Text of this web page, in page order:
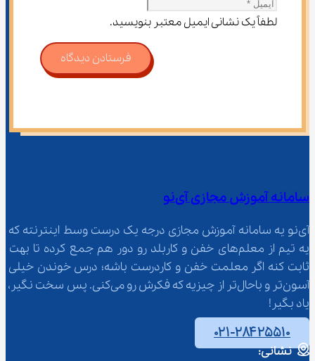
لطفاً یک نشانی ایمیل معتبر بنویسید.
فرستادن دیدگاه
سامانه آموزش مجازی آی‌نو
آی‌نو یه سامانه آموزش مجازی درجه یک درست وسط اینترنته که
یه تیم از معلم‌‌های خفن و کاربلد رو دور هم جمع کرده تا بهت
ثابت کنه اگر معلمت خفن و کاردرست باشه؛ درس خوندن خیلی
آسون‌تر و باحال‌تر از چیزیه که فکرش رو می‌کنی. پس سخت نگیر،
یاد بگیر!
۰۲۱-۲۸۴۲۵۵۱۰
نشانی: